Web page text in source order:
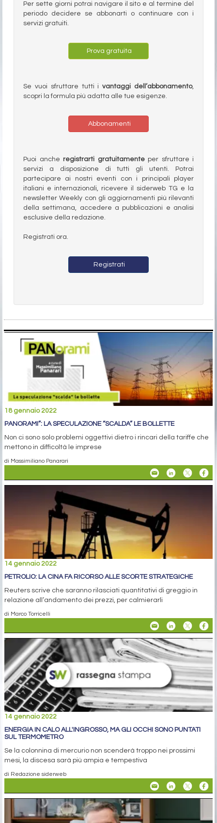
Per sette giorni potrai navigare il sito e al termine del
periodo decidere se abbonarti o continuare con i
servizi gratuiti.
Prova gratuita
Se vuoi sfruttare tutti ivantaggi dell’abbonamento,
scopri la formula più adatta alle tue esigenze.
Abbonamenti
Puoi anche registrarti gratuitamenteper sfruttare i
servizi a disposizione di tutti gli utenti. Potrai
partecipare ai nostri eventi con i principali player
italiani e internazionali, ricevere il siderweb TG e la
newsletter Weekly con gli aggiornamenti più rilevanti
della settimana, accedere a pubblicazioni e analisi
esclusive della redazione.
Registrati ora.
Registrati
18 gennaio 2022
PANORAMI”: LA SPECULAZIONE “SCALDA” LE BOLLETTE
Non ci sono solo problemi oggettivi dietro i rincari della tariffe che
mettono in difficoltà le imprese
di Massimiliano Panarari
14 gennaio 2022
PETROLIO: LA CINA FA RICORSO ALLE SCORTE STRATEGICHE
Reuters scrive che saranno rilasciati quantitativi di greggio in
relazione all’andamento dei prezzi, per calmierarli
di Marco Torricelli
14 gennaio 2022
ENERGIA IN CALO ALL'INGROSSO, MA GLI OCCHI SONO PUNTATI
SUL TERMOMETRO
Se la colonnina di mercurio non scenderà troppo nei prossimi
mesi, la discesa sarà più ampia e tempestiva
di Redazione siderweb